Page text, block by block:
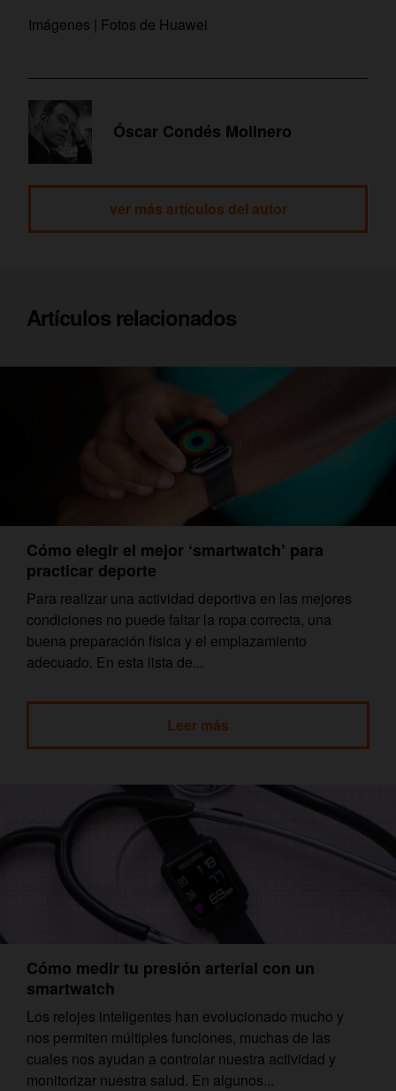
Imágenes | Fotos de Huawei
Óscar Condés Molinero
ver más artículos del autor
Artículos relacionados
Cómo elegir el mejor ‘smartwatch’ para
practicar deporte
Para realizar una actividad deportiva en las mejores
condiciones no puede faltar la ropa correcta, una
buena preparación física y el emplazamiento
adecuado. En esta lista de...
Leer más
Cómo medir tu presión arterial con un
smartwatch
Los relojes inteligentes han evolucionado mucho y
nos permiten múltiples funciones, muchas de las
cuales nos ayudan a controlar nuestra actividad y
monitorizar nuestra salud. En algunos...